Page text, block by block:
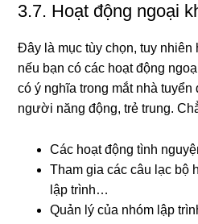
3.7. Hoạt động ngoại
Đây là mục tùy chọn, tuy nhiên
nếu bạn có các hoạt động
có ý nghĩa trong mắt nhà tuyển
người năng động, trẻ trung.
Các hoạt động tình
Tham gia các câu lạc bộ
lập trình…
Quản lý của nhóm lập